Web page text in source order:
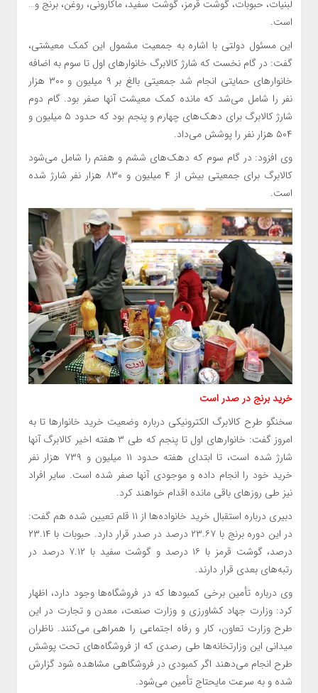
لبنیات، حبوبات، گوشت قرمز، گوشت سفید، ماکارونی، روغن، برنج و…
است.
این مسئول دولتی با اشاره به جمعیت مشمول این کمک معیشتی،
گفت: در گام نخست که شارژ کالابرگ خانوارهای اول تا سوم به اضافه
خانوارهای حمایتی انجام شد جمعیتی بالغ بر ۹ میلیون و ۳۰۰ هزار
نفر را شامل می‌شد که مانده کمک معیشت آنها صفر بود. گام دوم
شارژ کالابرگ برای دهک‌های چهارم و پنجم بود که حدود ۵ میلیون و
۵۰۴ هزار نفر را پوشش می‌داد.
وی افزود: در گام سوم که دهک‌های ششم و هفتم را شامل می‌شود
کالابرگ برای جمعیتی بیش از ۴ میلیون و ۸۳۰ هزار نفر شارژ شده
است.
خرید برنج در صدر است
سخنگو طرح کالابرگ الکترونیکی درباره وضعیت خرید خانوارها تا به
امروز گفت: خانوارهای اول تا پنجم که طی ۳ هفته اخیر کالابرگ آنها
شارژ شده است، تا ابتدای هفته حدود ۱۱ میلیون و ۷۳۹ هزار نفر
خرید خود را انجام داده و موجودی آنها صفر شده است. سایر افراد
نیز طی روزهای باقی مانده اقدام خواهند کرد.
دبیری درباره استقبال خرید خانواده‌ها از ۱۱ قلم تعیین شده هم گفت:
در این دوره برنج با ۲۳.۶۷ درصد در صدر قرار دارد. حبوبات با ۲۳.۱۴
درصد، گوشت قرمز با ۱۶ درصد و گوشت سفید با ۷.۱۲ درصد در
رتبه‌های بعدی قرار دارند.
وی درباره تأمین برخی کمبودها که در فروشگاه‌ها وجود دارد، اظهار
کرد: وزارت جهاد کشاورزی و وزارت صنعت، معدن و تجارت در این
طرح وزارت تعاون، کار و رفاه اجتماعی را همراهی می‌کنند. ناظران
میدانی این وزارتخانه‌ها طی رصدی که از فروشگاه‌های تحت پوشش
طرح انجام می‌دهند اگر کمبودی در فروشگاهی مشاهده شود گزارش
شده و به سرعت مایحتاج تأمین می‌شود.